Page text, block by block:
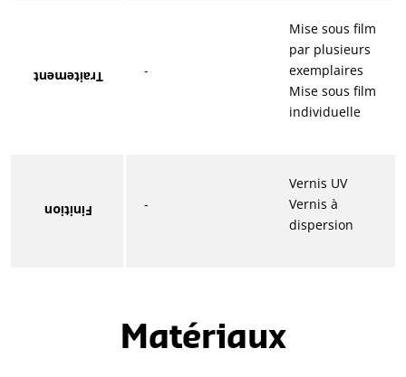
Traitement -
Mise sous film
par plusieurs
exemplaires
Mise sous film
individuelle
Finition -
Vernis UV
Vernis à
dispersion
Matériaux